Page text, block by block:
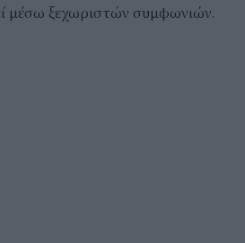
μέσω ξεχωριστών συμφωνιών.